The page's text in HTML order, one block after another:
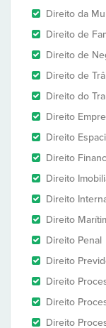
Direito da
Direito de
Direito de
Direito de
Direito do
Direito
Direito
Direito
Direito
Direito
Direito
Direito Penal
Direito
Direito
Direito
Direito